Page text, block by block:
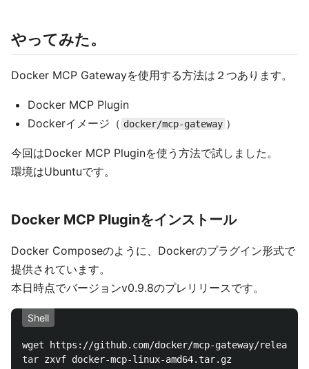
やってみた。
Docker MCP Gatewayを使用する方法は２つあります。
Docker MCP Plugin
Dockerイメージ（ docker/mcp-gateway ）
今回はDocker MCP Pluginを使う方法で試しました。
環境はUbuntuです。
Docker MCP Pluginをインストール
Docker Composeのように、Dockerのプラグイン形式で
提供されています。
本日時点でバージョンv0.9.8のプレリリースです。
Shell
tar